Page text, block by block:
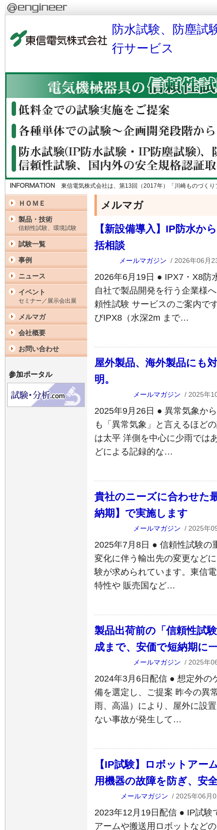
防水試験、防塵試
行サービス
東信電気株式会社は、第13回（2017年）「川崎ものづく
メルマガ
【新設備導入】IP防水か
括相談
メールマガジン / 2026年06月
2026年6月19日 ● IPX7・X8防
自社で製品開発を行う企業様
頼性試験 サービスのご案内で
びIPX8（水深2m まで…
屋外製品、海外製品にも
明。
メールマガジン / 2025年
2025年9月26日 ● 異常気象か
も「異常気象」と言えるほど
は太平 洋側を中心に少雨では
どによる記録的な…
貴社のニーズに合わせた
納期】で実施します
メールマガジン / 2025年
2025年7月8日 ● 信頼性試験の
変化に伴う輸出先の変更など
験が求められています。東信
特性や 販売国など…
製品出荷前の「信頼性試
成まで、安価で短納期に
メールマガジン / 2025年
2024年3月6日配信 ● 想定外の
備を選定し、ご提案 昨今の異
雨、高温）により、屋外に設
ない事故が発生して…
【IP試験】ロボットアー
用機器の故障を防ぎ、安
メールマガジン / 2025年06月
2023年12月19日配信 ● IP試
アームや搬送用ロボットなど
ＨＯＭＥ
製品・技術
信頼性試験、環境試験
試験一覧
事例
ニュース
イベント
セミナー／展示会出展
メルマガ
会社概要
お問い合わせ
参加ポータル